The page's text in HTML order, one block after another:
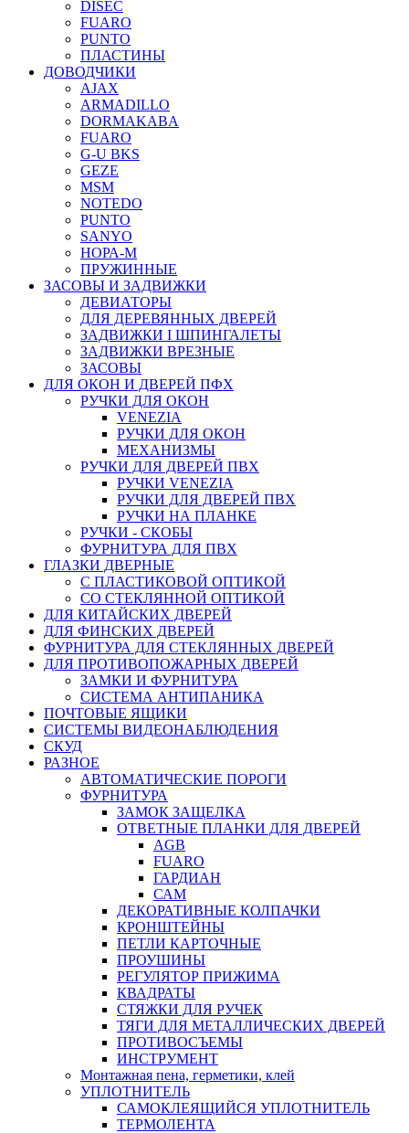
DISEC
FUARO
PUNTO
ПЛАСТИНЫ
ДОВОДЧИКИ
AJAX
ARMADILLO
DORMAKABA
FUARO
G-U BKS
GEZE
MSM
NOTEDO
PUNTO
SANYO
НОРА-М
ПРУЖИННЫЕ
ЗАСОВЫ И ЗАДВИЖКИ
ДЕВИАТОРЫ
ДЛЯ ДЕРЕВЯННЫХ ДВЕРЕЙ
ЗАДВИЖКИ I ШПИНГАЛЕТЫ
ЗАДВИЖКИ ВРЕЗНЫЕ
ЗАСОВЫ
ДЛЯ ОКОН И ДВЕРЕЙ ПФХ
РУЧКИ ДЛЯ ОКОН
VENEZIA
РУЧКИ ДЛЯ ОКОН
МЕХАНИЗМЫ
РУЧКИ ДЛЯ ДВЕРЕЙ ПВХ
РУЧКИ VENEZIA
РУЧКИ ДЛЯ ДВЕРЕЙ ПВХ
РУЧКИ НА ПЛАНКЕ
РУЧКИ - СКОБЫ
ФУРНИТУРА ДЛЯ ПВХ
ГЛАЗКИ ДВЕРНЫЕ
С ПЛАСТИКОВОЙ ОПТИКОЙ
СО СТЕКЛЯННОЙ ОПТИКОЙ
ДЛЯ КИТАЙСКИХ ДВЕРЕЙ
ДЛЯ ФИНСКИХ ДВЕРЕЙ
ФУРНИТУРА ДЛЯ СТЕКЛЯННЫХ ДВЕРЕЙ
ДЛЯ ПРОТИВОПОЖАРНЫХ ДВЕРЕЙ
ЗАМКИ И ФУРНИТУРА
СИСТЕМА АНТИПАНИКА
ПОЧТОВЫЕ ЯЩИКИ
СИСТЕМЫ ВИДЕОНАБЛЮДЕНИЯ
СКУД
РАЗНОЕ
АВТОМАТИЧЕСКИЕ ПОРОГИ
ФУРНИТУРА
ЗАМОК ЗАЩЕЛКА
ОТВЕТНЫЕ ПЛАНКИ ДЛЯ ДВЕРЕЙ
AGB
FUARO
ГАРДИАН
САМ
ДЕКОРАТИВНЫЕ КОЛПАЧКИ
КРОНШТЕЙНЫ
ПЕТЛИ КАРТОЧНЫЕ
ПРОУШИНЫ
РЕГУЛЯТОР ПРИЖИМА
КВАДРАТЫ
СТЯЖКИ ДЛЯ РУЧЕК
ТЯГИ ДЛЯ МЕТАЛЛИЧЕСКИХ ДВЕРЕЙ
ПРОТИВОСЪЕМЫ
ИНСТРУМЕНТ
Монтажная пена, герметики, клей
УПЛОТНИТЕЛЬ
САМОКЛЕЯЩИЙСЯ УПЛОТНИТЕЛЬ
ТЕРМОЛЕНТА